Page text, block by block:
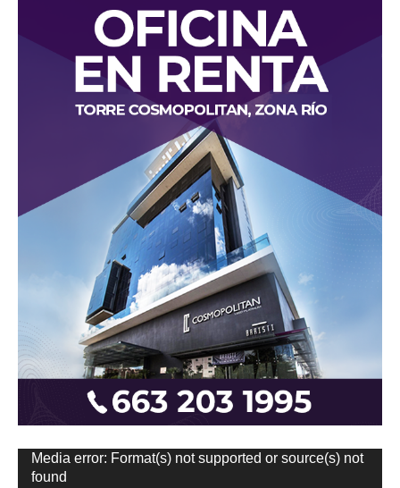
Reproductor
de
Media error: Format(s) not supported or source(s) not
found